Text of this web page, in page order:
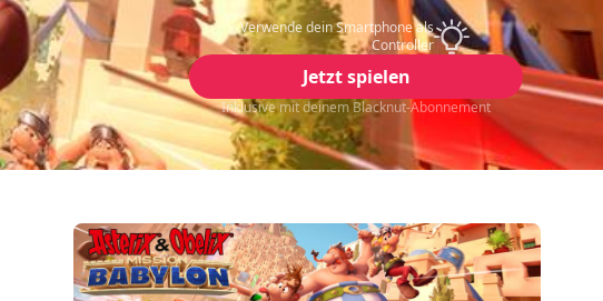
Verwende dein Smartphone als
Controller
Jetzt spielen
Inklusive mit deinem Blacknut-Abonnement